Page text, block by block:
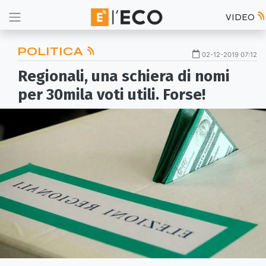
VIDEO
POLITICA 02-12-2019 07:12
Regionali, una schiera di nomi
per 30mila voti utili. Forse!